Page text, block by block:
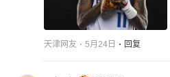
天津网友 5月24日 回复